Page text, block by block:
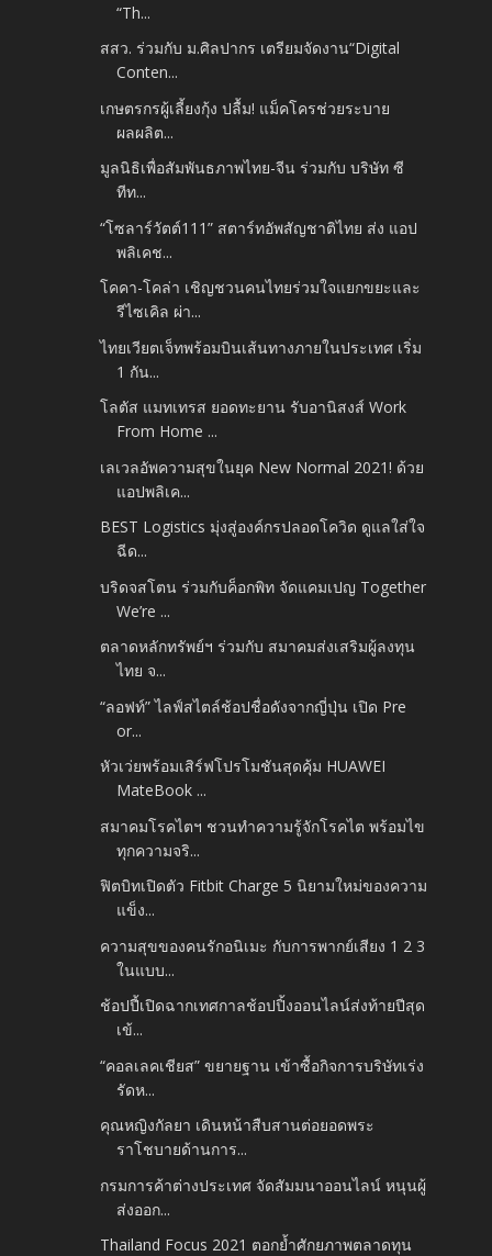
“Th...
สสว. ร่วมกับ ม.ศิลปากร เตรียมจัดงาน“Digital
Conten...
เกษตรกรผู้เลี้ยงกุ้ง ปลื้ม! แม็คโครช่วยระบาย
ผลผลิต...
มูลนิธิเพื่อสัมพันธภาพไทย-จีน ร่วมกับ บริษัท ซี
ทีท...
“โซลาร์วัตต์111” สตาร์ทอัพสัญชาติไทย ส่ง แอป
พลิเคช...
โคคา-โคล่า เชิญชวนคนไทยร่วมใจแยกขยะและ
รีไซเคิล ผ่า...
ไทยเวียตเจ็ทพร้อมบินเส้นทางภายในประเทศ เริ่ม
1 กัน...
โลตัส แมทเทรส ยอดทะยาน รับอานิสงส์ Work
From Home ...
เลเวลอัพความสุขในยุค New Normal 2021! ด้วย
แอปพลิเค...
BEST Logistics มุ่งสู่องค์กรปลอดโควิด ดูแลใส่ใจ
ฉีด...
บริดจสโตน ร่วมกับค็อกพิท จัดแคมเปญ Together
We’re ...
ตลาดหลักทรัพย์ฯ ร่วมกับ สมาคมส่งเสริมผู้ลงทุน
ไทย จ...
“ลอฟท์” ไลฟ์สไตล์ช้อปชื่อดังจากญี่ปุ่น เปิด Pre
or...
หัวเว่ยพร้อมเสิร์ฟโปรโมชันสุดคุ้ม HUAWEI
MateBook ...
สมาคมโรคไตฯ ชวนทำความรู้จักโรคไต พร้อมไข
ทุกความจริ...
ฟิตบิทเปิดตัว Fitbit Charge 5 นิยามใหม่ของความ
แข็ง...
ความสุขของคนรักอนิเมะ กับการพากย์เสียง 1 2 3
ในแบบ...
ช้อปปี้เปิดฉากเทศกาลช้อปปิ้งออนไลน์ส่งท้ายปีสุด
เข้...
“คอลเลคเชียส” ขยายฐาน เข้าซื้อกิจการบริษัทเร่ง
รัดห...
คุณหญิงกัลยา เดินหน้าสืบสานต่อยอดพระ
ราโชบายด้านการ...
กรมการค้าต่างประเทศ จัดสัมมนาออนไลน์ หนุนผู้
ส่งออก...
Thailand Focus 2021 ตอกย้ำศักยภาพตลาดทุน